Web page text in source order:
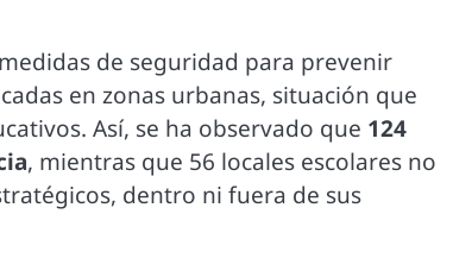
de seguridad para prevenir
en zonas urbanas, situación que
Así, se ha observado que 124
, mientras que 56 locales escolares no
dentro ni fuera de sus